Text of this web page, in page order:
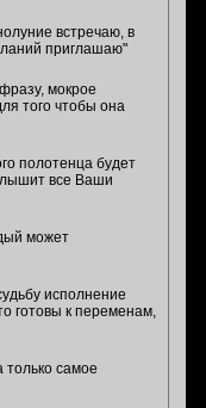
встречаю, в
приглашаю"
мокрое
того чтобы она
полотенца будет
все Ваши
может
исполнение
готовы к переменам,
только самое